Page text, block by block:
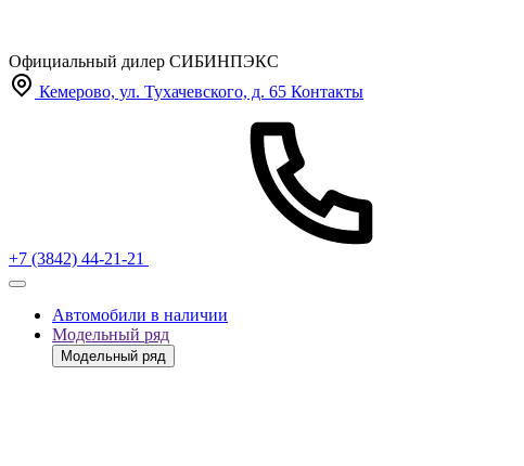
Официальный дилер СИБИНПЭКС
Кемерово, ул. Тухачевского, д. 65 Контакты
+7 (3842) 44-21-21
Автомобили в наличии
Модельный ряд
Модельный ряд